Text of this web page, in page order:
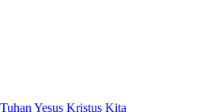
Yesus Kristus Kita